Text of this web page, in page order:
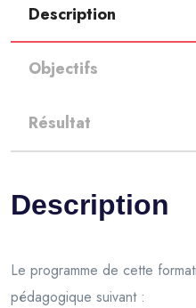
Description
Objectifs
Résultat
Description
Le programme de cette
pédagogique suivant :